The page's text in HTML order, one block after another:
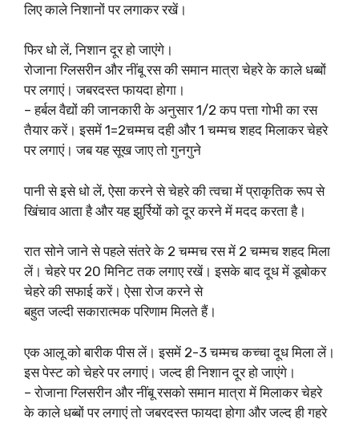
लिए काले निशानों पर लगाकर रखें।
फिर धो लें, निशान दूर हो जाएंगे।
रोजाना ग्लिसरीन और नींबू रस की समान मात्रा चेहरे के काले धब्बों
पर लगाएं। जबरदस्त फायदा होगा।
– हर्बल वैद्यों की जानकारी के अनुसार 1/2 कप पत्ता गोभी का रस
तैयार करें। इसमें 1=2चम्मच दही और 1 चम्मच शहद मिलाकर चेहरे
पर लगाएं। जब यह सूख जाए तो गुनगुने
पानी से इसे धो लें, ऐसा करने से चेहरे की त्वचा में प्राकृतिक रूप से
खिंचाव आता है और यह झुर्रियों को दूर करने में मदद करता है।
रात सोने जाने से पहले संतरे के 2 चम्मच रस में 2 चम्मच शहद मिला
लें। चेहरे पर 20 मिनिट तक लगाए रखें। इसके बाद दूध में डूबोकर
चेहरे की सफाई करें। ऐसा रोज करने से
बहुत जल्दी सकारात्मक परिणाम मिलते हैं।
एक आलू को बारीक पीस लें। इसमें 2-3 चम्मच कच्चा दूध मिला लें।
इस पेस्ट को चेहरे पर लगाएं। जल्द ही निशान दूर हो जाएंगे।
– रोजाना ग्लिसरीन और नींबू रसको समान मात्रा में मिलाकर चेहरे
के काले धब्बों पर लगाएं तो जबरदस्त फायदा होगा और जल्द ही गहरे